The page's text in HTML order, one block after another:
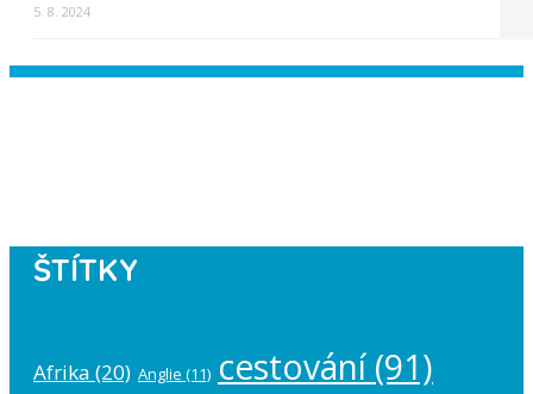
5. 8. 2024
ŠTÍTKY
Afrika (20) Anglie (11) cestování(91)